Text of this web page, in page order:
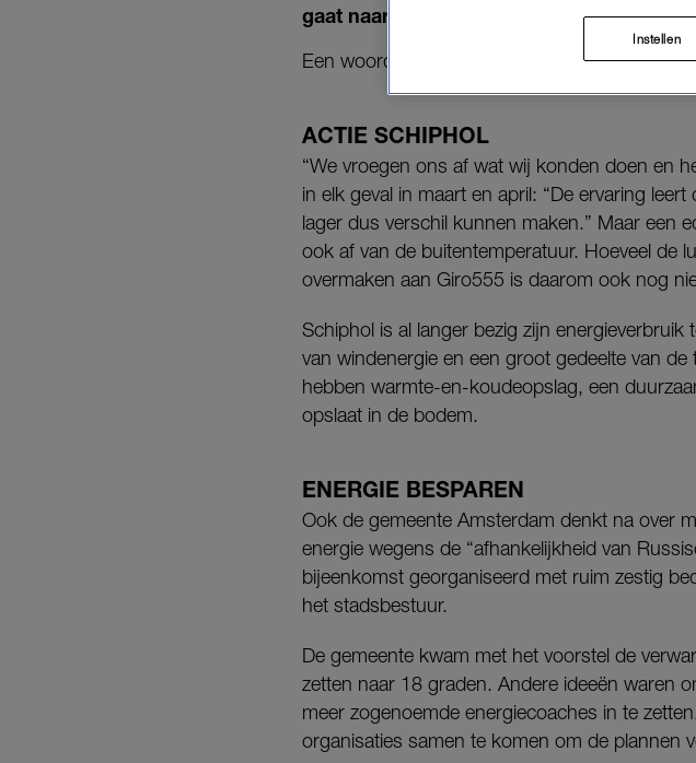
gaat naar Giro555, dat geld inzamelt voor
Een woordvoerster zegt dat de actie direct is
ACTIE SCHIPHOL
“We vroegen ons af wat wij konden doen en
in elk geval in maart en april: “De ervaring
lager dus verschil kunnen maken.” Maar een
ook af van de buitentemperatuur. Hoeveel de
overmaken aan Giro555 is daarom ook nog
Schiphol is al langer bezig zijn
van windenergie en een groot gedeelte van
hebben warmte-en-koudeopslag, een
opslaat in de bodem.
ENERGIE BESPAREN
Ook de gemeente Amsterdam denkt na over
energie wegens de “afhankelijkheid van
bijeenkomst georganiseerd met ruim zestig
het stadsbestuur.
De gemeente kwam met het voorstel de
zetten naar 18 graden. Andere ideeën waren
meer zogenoemde energiecoaches in te
organisaties samen te komen om de plannen
Instellen